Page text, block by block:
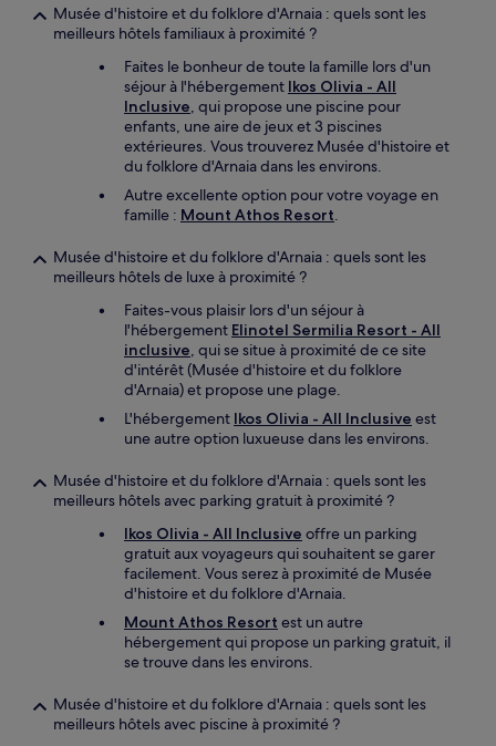
Musée d'histoire et du folklore d'Arnaia : quels sont les
meilleurs hôtels familiaux à proximité ?
Faites le bonheur de toute la famille lors d'un
séjour à l'hébergement Ikos Olivia - All
Inclusive, qui propose une piscine pour
enfants, une aire de jeux et 3 piscines
extérieures. Vous trouverez Musée d'histoire et
du folklore d'Arnaia dans les environs.
Autre excellente option pour votre voyage en
famille : Mount Athos Resort.
Musée d'histoire et du folklore d'Arnaia : quels sont les
meilleurs hôtels de luxe à proximité ?
Faites-vous plaisir lors d'un séjour à
l'hébergement Elinotel Sermilia Resort - All
inclusive, qui se situe à proximité de ce site
d'intérêt (Musée d'histoire et du folklore
d'Arnaia) et propose une plage.
L'hébergement Ikos Olivia - All Inclusive est
une autre option luxueuse dans les environs.
Musée d'histoire et du folklore d'Arnaia : quels sont les
meilleurs hôtels avec parking gratuit à proximité ?
Ikos Olivia - All Inclusive offre un parking
gratuit aux voyageurs qui souhaitent se garer
facilement. Vous serez à proximité de Musée
d'histoire et du folklore d'Arnaia.
Mount Athos Resort est un autre
hébergement qui propose un parking gratuit, il
se trouve dans les environs.
Musée d'histoire et du folklore d'Arnaia : quels sont les
meilleurs hôtels avec piscine à proximité ?